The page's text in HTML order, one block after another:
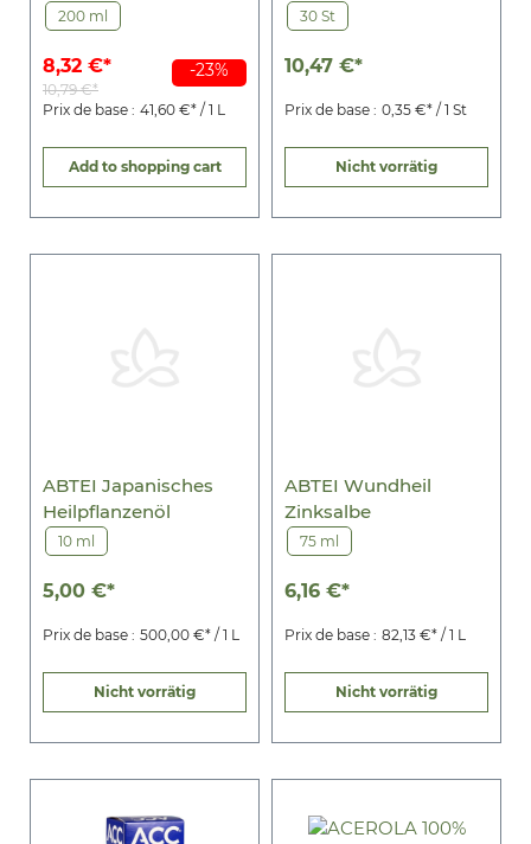
-23%
200 ml
8,32 €*
10,79 €*
Prix de base : 41,60 €* / 1 L
Add to shopping cart
30 St
10,47 €*
Prix de base : 0,35 €* / 1 St
Nicht vorrätig
ABTEI Japanisches
Heilpflanzenöl
10 ml
5,00 €*
Prix de base : 500,00 €* / 1 L
Nicht vorrätig
ABTEI Wundheil
Zinksalbe
75 ml
6,16 €*
Prix de base : 82,13 €* / 1 L
Nicht vorrätig